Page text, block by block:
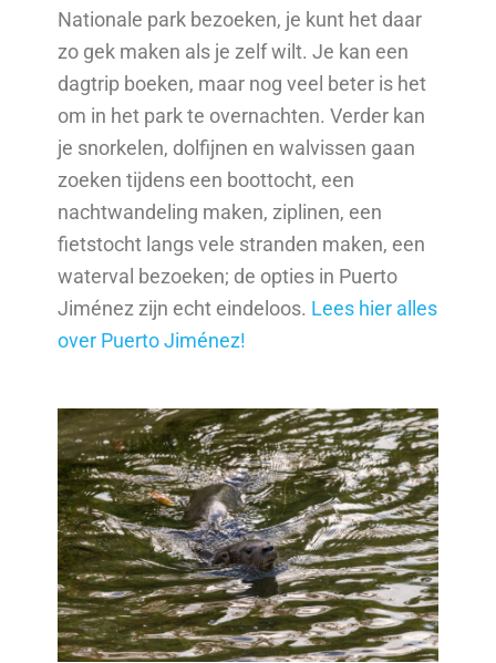
Nationale park bezoeken, je kunt het daar
zo gek maken als je zelf wilt. Je kan een
dagtrip boeken, maar nog veel beter is het
om in het park te overnachten. Verder kan
je snorkelen, dolfijnen en walvissen gaan
zoeken tijdens een boottocht, een
nachtwandeling maken, ziplinen, een
fietstocht langs vele stranden maken, een
waterval bezoeken; de opties in Puerto
Jiménez zijn echt eindeloos. Lees hier alles
over Puerto Jiménez!